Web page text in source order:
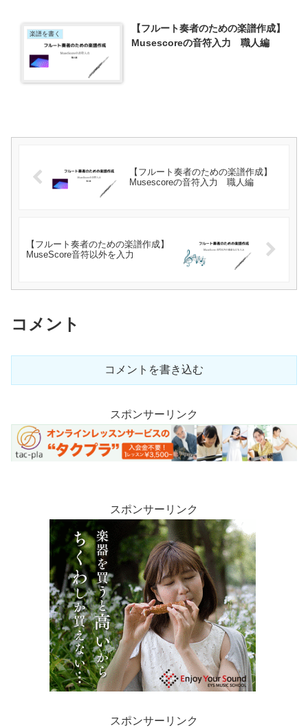
楽譜を書く
【フルート奏者のための楽譜作成】
Musescoreの音符入力 職人編
【フルート奏者のための楽譜作成】
Musescoreの音符入力 職人編
【フルート奏者のための楽譜作成】
MuseScore音符以外を入力
コメント
コメントを書き込む
スポンサーリンク
スポンサーリンク
スポンサーリンク